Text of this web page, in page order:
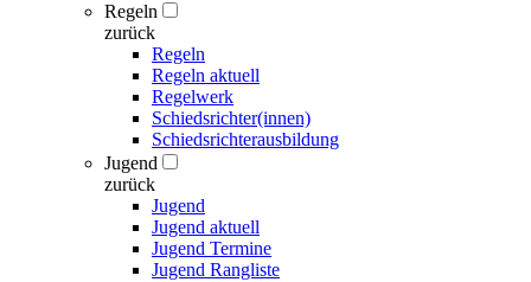
Regeln
zurück
Regeln
Regeln aktuell
Regelwerk
Schiedsrichter(innen)
Schiedsrichterausbildung
Jugend
zurück
Jugend
Jugend aktuell
Jugend Termine
Jugend Rangliste